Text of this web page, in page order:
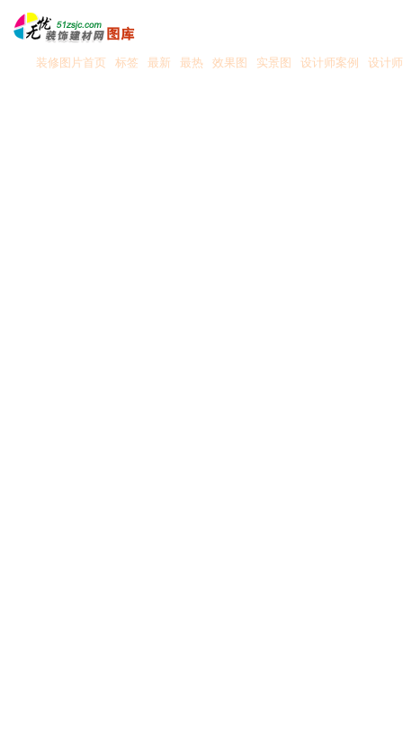
装修图片首页 标签 最新 最热 效果图 实景图 设计师案例 设计